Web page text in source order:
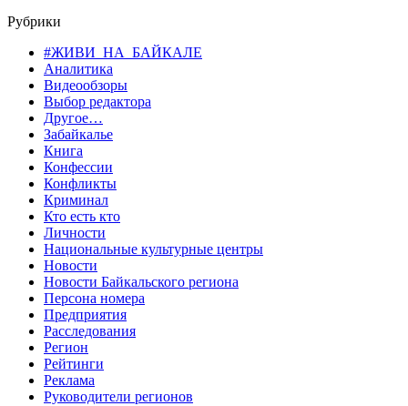
Рубрики
#ЖИВИ_НА_БАЙКАЛЕ
Аналитика
Видеообзоры
Выбор редактора
Другое…
Забайкалье
Книга
Конфессии
Конфликты
Криминал
Кто есть кто
Личности
Национальные культурные центры
Новости
Новости Байкальского региона
Персона номера
Предприятия
Расследования
Регион
Рейтинги
Реклама
Руководители регионов